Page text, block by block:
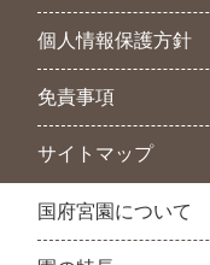
個人情報保護方針
免責事項
サイトマップ
国府宮園について